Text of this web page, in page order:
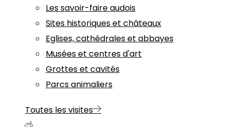
Les savoir-faire audois
Sites historiques et châteaux
Eglises, cathédrales et abbayes
Musées et centres d'art
Grottes et cavités
Parcs animaliers
Toutes les visites